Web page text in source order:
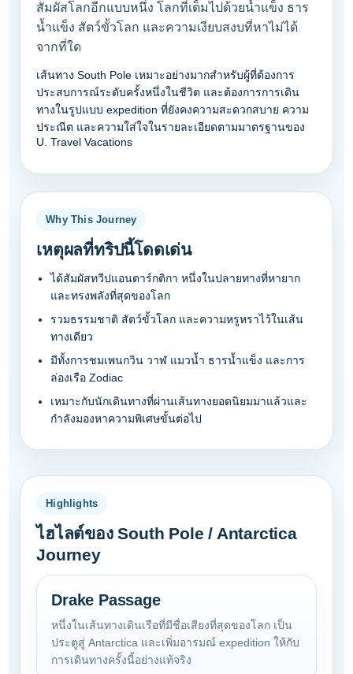
สัมผัสโลกอีกแบบหนึ่ง โลกที่เต็มไปด้วยน้ำแข็ง ธาร
น้ำแข็ง สัตว์ขั้วโลก และความเงียบสงบที่หาไม่ได้
จากที่ใด
เส้นทาง South Pole เหมาะอย่างมากสำหรับผู้ที่ต้องการ
ประสบการณ์ระดับครั้งหนึ่งในชีวิต และต้องการการเดิน
ทางในรูปแบบ expedition ที่ยังคงความสะดวกสบาย ความ
ประณีต และความใส่ใจในรายละเอียดตามมาตรฐานของ
U. Travel Vacations
Why This Journey
เหตุผลที่ทริปนี้โดดเด่น
ได้สัมผัสทวีปแอนตาร์กติกา หนึ่งในปลายทางที่หายาก
และทรงพลังที่สุดของโลก
รวมธรรมชาติ สัตว์ขั้วโลก และความหรูหราไว้ในเส้น
ทางเดียว
มีทั้งการชมเพนกวิน วาฬ แมวน้ำ ธารน้ำแข็ง และการ
ล่องเรือ Zodiac
เหมาะกับนักเดินทางที่ผ่านเส้นทางยอดนิยมมาแล้วและ
กำลังมองหาความพิเศษขั้นต่อไป
Highlights
ไฮไลต์ของ South Pole / Antarctica
Journey
Drake Passage
หนึ่งในเส้นทางเดินเรือที่มีชื่อเสียงที่สุดของโลก เป็น
ประตูสู่ Antarctica และเพิ่มอารมณ์ expedition ให้กับ
การเดินทางครั้งนี้อย่างแท้จริง